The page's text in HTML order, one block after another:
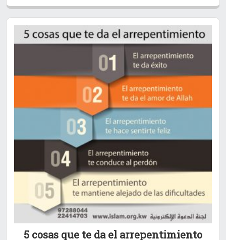
5 cosas que te da el arrepentimiento